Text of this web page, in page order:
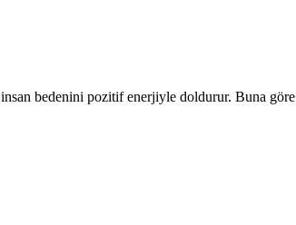
insan bedenini pozitif enerjiyle doldurur. Buna göre